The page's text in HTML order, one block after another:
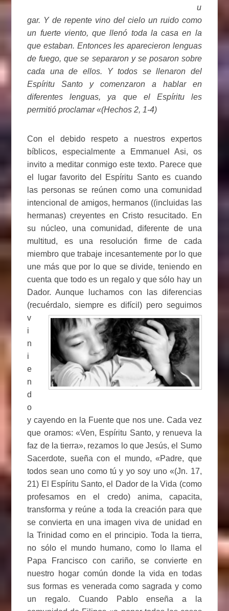
u
gar. Y de repente vino del cielo un ruido como
un fuerte viento, que llenó toda la casa en la
que estaban. Entonces les aparecieron lenguas
de fuego, que se separaron y se posaron sobre
cada una de ellos. Y todos se llenaron del
Espíritu Santo y comenzaron a hablar en
diferentes lenguas, ya que el Espíritu les
permitió proclamar «(Hechos 2, 1-4)
Con el debido respeto a nuestros expertos
bíblicos, especialmente a Emmanuel Asi, os
invito a meditar conmigo este texto. Parece que
el lugar favorito del Espíritu Santo es cuando
las personas se reúnen como una comunidad
intencional de amigos, hermanos ((incluidas las
hermanas) creyentes en Cristo resucitado. En
su núcleo, una comunidad, diferente de una
multitud, es una resolución firme de cada
miembro que trabaje incesantemente por lo que
une más que por lo que se divide, teniendo en
cuenta que todo es un regalo y que sólo hay un
Dador. Aunque luchamos con las diferencias
(recuérdalo,siempre es difícil) pero seguimos
v
i
n
i
e
n
d
o
y cayendo en la Fuente que nos une. Cada vez
que oramos: «Ven, Espíritu Santo, y renueva la
faz de la tierra», rezamos lo que Jesús, el Sumo
Sacerdote, sueña con el mundo, «Padre, que
todos sean uno como tú y yo soy uno «(Jn. 17,
21) El Espíritu Santo, el Dador de la Vida (como
profesamos en el credo) anima, capacita,
transforma y reúne a toda la creación para que
se convierta en una imagen viva de unidad en
la Trinidad como en el principio. Toda la tierra,
no sólo el mundo humano, como lo llama el
Papa Francisco con cariño, se convierte en
nuestro hogar común donde la vida en todas
sus formas es venerada como sagrada y como
un regalo. Cuando Pablo enseña a la